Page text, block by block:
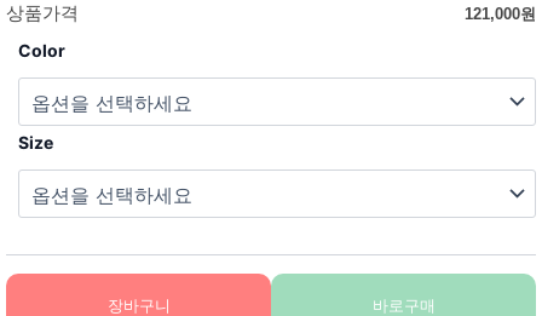
상품가격
121,000원
Color
Size
장바구니 바로구매